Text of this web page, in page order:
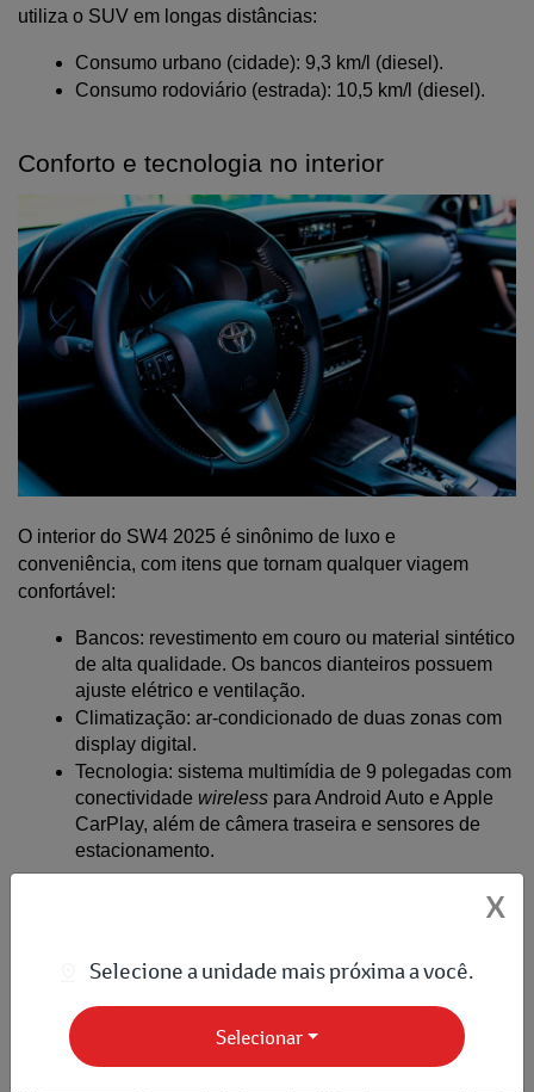
utiliza o SUV em longas distâncias:
Consumo urbano (cidade): 9,3 km/l (diesel).
Consumo rodoviário (estrada): 10,5 km/l (diesel).
Conforto e tecnologia no interior
O interior do SW4 2025 é sinônimo de luxo e
conveniência, com itens que tornam qualquer viagem
confortável:
Bancos: revestimento em couro ou material sintético
de alta qualidade. Os bancos dianteiros possuem
ajuste elétrico e ventilação.
Climatização: ar-condicionado de duas zonas com
display digital.
Tecnologia: sistema multimídia de 9 polegadas com
conectividade wireless para Android Auto e Apple
CarPlay, além de câmera traseira e sensores de
estacionamento.
Comparativo de versões: SRX Platinum vs
Diamond
A linha SW4 2025 se concentra nas versões SRX Platinum
(5 ou 7 lugares) e Diamond (7 lugares), sendo que a
X
Selecione a unidade mais próxima a você.
Selecionar